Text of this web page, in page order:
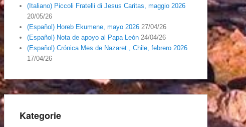
(Italiano) Piccoli Fratelli di Jesus Caritas, maggio 2026
20/05/26
(Español) Horeb Ekumene, mayo 2026 27/04/26
(Español) Nota de apoyo al Papa León 24/04/26
(Español) Crónica Mes de Nazaret , Chile, febrero 2026
17/04/26
Kategorie